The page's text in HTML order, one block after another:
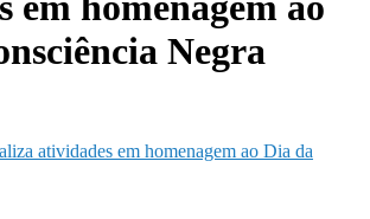
Negra